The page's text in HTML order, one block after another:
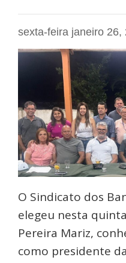
sexta-feira janeiro 26,
O Sindicato dos
elegeu nesta
Pereira Mariz,
como presidente